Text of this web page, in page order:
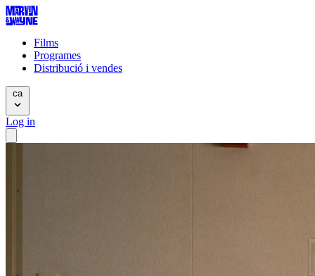
Films
Programes
Distribució i vendes
ca
Log in